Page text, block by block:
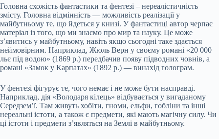
Головна схожість фантастики та фентезі – нереалістичність
змісту. Головна відмінність — можливість реалізації у
майбутньому те, що йдеться у книзі. У фантастиці автор черпає
матеріал із того, що ми знаємо про мир та науку. Це може
з’явитись у майбутньому, навіть якщо сьогодні таке здається
неймовірним. Наприклад, Жюль Верн у своєму романі «20 000
льє під водою» (1869 р.) передбачив появу підводних човнів, а
романі «Замок у Карпатах» (1892 р.) — винахід голограм.
У фентезі фігурує те, чого немає і не може бути насправді.
Наприклад, дія «Володаря кілець» відбувається у вигаданому
Середзем’ї. Там живуть хобіти, гноми, ельфи, гобліни та інші
нереальні істоти, а також є предмети, які мають магічну силу. Чи
ці істоти і предмети з’являться на Землі в майбутньому.